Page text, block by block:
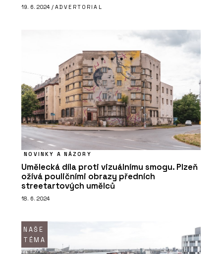
19. 6. 2024 / ADVERTORIAL
NOVINKY A NÁZORY
Umělecká díla proti vizuálnímu smogu. Plzeň
ožívá pouličními obrazy předních
streetartových umělců
18. 6. 2024
NAŠE
TÉMA